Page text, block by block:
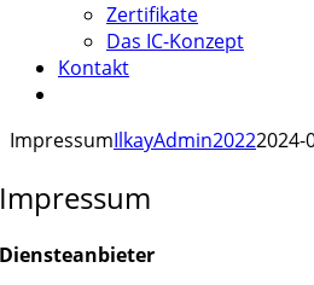
Zertifikate
Das IC-Konzept
Kontakt
ImpressumIlkayAdmin20222024-
Impressum
Diensteanbieter